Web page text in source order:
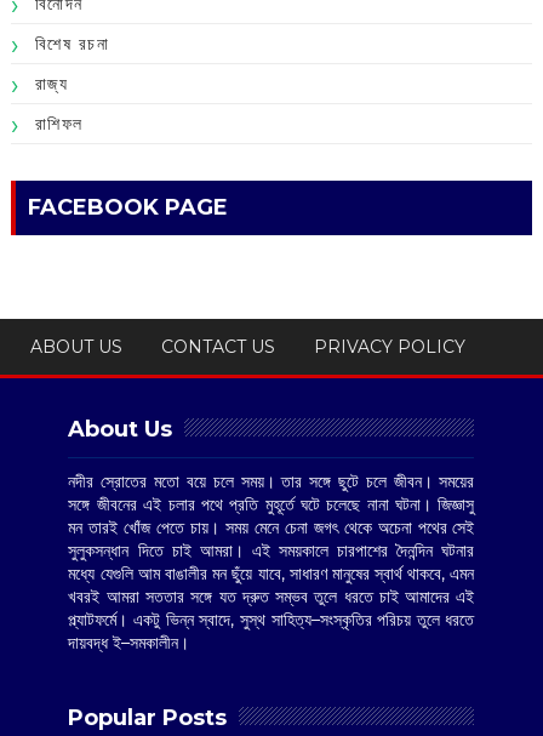
বিশেষ রচনা
রাজ্য
রাশিফল
FACEBOOK PAGE
ABOUT US CONTACT US PRIVACY POLICY
About Us
নদীর স্রোতের মতো বয়ে চলে সময়। তার সঙ্গে ছুটে চলে জীবন। সময়ের
সঙ্গে জীবনের এই চলার পথে প্রতি মুহূর্তে ঘটে চলেছে নানা ঘটনা। জিজ্ঞাসু
মন তারই খোঁজ পেতে চায়। সময় মেনে চেনা জগৎ থেকে অচেনা পথের সেই
সুলুকসন্ধান দিতে চাই আমরা। এই সময়কালে চারপাশের দৈনন্দিন ঘটনার
মধ্যে যেগুলি আম বাঙালীর মন ছুঁয়ে যাবে, সাধারণ মানুষের স্বার্থ থাকবে, এমন
খবরই আমরা সততার সঙ্গে যত দ্রুত সম্ভব তুলে ধরতে চাই আমাদের এই
প্ল্যাটফর্মে। একটু ভিন্ন স্বাদে, সুস্থ সাহিত্য–সংস্কৃতির পরিচয় তুলে ধরতে
দায়বদ্ধ ই–সমকালীন।
Popular Posts